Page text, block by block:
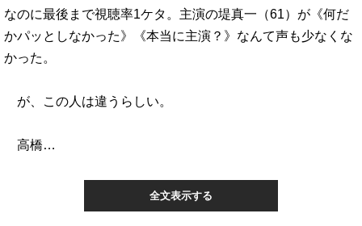
なのに最後まで視聴率1ケタ。主演の堤真一（61）が《何だ
かパッとしなかった》《本当に主演？》なんて声も少なくな
かった。
が、この人は違うらしい。
高橋…
全文表示する